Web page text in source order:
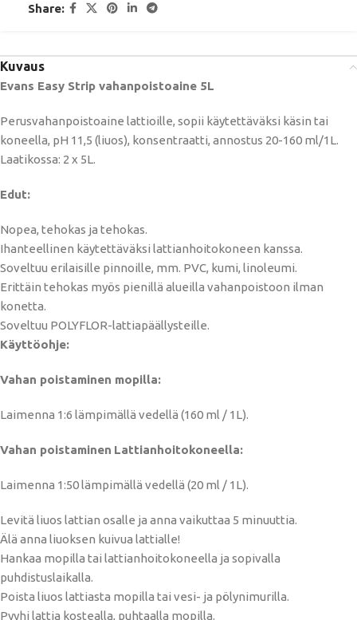
Share:
Kuvaus
Evans Easy Strip vahanpoistoaine 5L
Perusvahanpoistoaine lattioille, sopii käytettäväksi käsin tai
koneella, pH 11,5 (liuos), konsentraatti, annostus 20-160 ml/1L.
Laatikossa: 2 x 5L.
Edut:
Nopea, tehokas ja tehokas.
Ihanteellinen käytettäväksi lattianhoitokoneen kanssa.
Soveltuu erilaisille pinnoille, mm. PVC, kumi, linoleumi.
Erittäin tehokas myös pienillä alueilla vahanpoistoon ilman
konetta.
Soveltuu POLYFLOR-lattiapäällysteille.
Käyttöohje:
Vahan poistaminen mopilla:
Laimenna 1:6 lämpimällä vedellä (160 ml / 1L).
Vahan poistaminen Lattianhoitokoneella:
Laimenna 1:50 lämpimällä vedellä (20 ml / 1L).
Levitä liuos lattian osalle ja anna vaikuttaa 5 minuuttia.
Älä anna liuoksen kuivua lattialle!
Hankaa mopilla tai lattianhoitokoneella ja sopivalla
puhdistuslaikalla.
Poista liuos lattiasta mopilla tai vesi- ja pölynimurilla.
Pyyhi lattia kostealla, puhtaalla mopilla.